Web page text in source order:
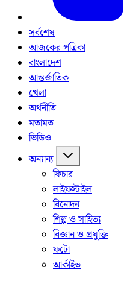
সর্বশেষ
আজকের পত্রিকা
বাংলাদেশ
আন্তর্জাতিক
খেলা
অর্থনীতি
মতামত
ভিডিও
অন্যান্য
ফিচার
লাইফস্টাইল
বিনোদন
শিল্প ও সাহিত্য
বিজ্ঞান ও প্রযুক্তি
ফটো
আর্কাইভ